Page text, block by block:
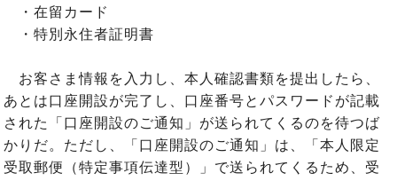
・在留カード
・特別永住者証明書
お客さま情報を入力し、本人確認書類を提出したら、
あとは口座開設が完了し、口座番号とパスワードが記載
された「口座開設のご通知」が送られてくるのを待つば
かりだ。ただし、「口座開設のご通知」は、「本人限定
受取郵便（特定事項伝達型）」で送られてくるため、受